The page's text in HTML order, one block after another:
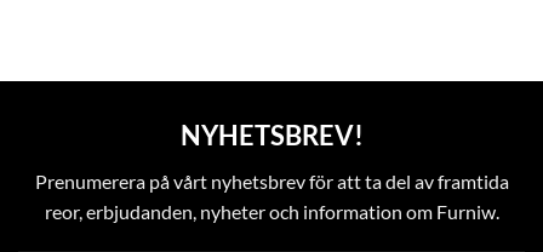
NYHETSBREV!
Prenumerera på vårt nyhetsbrev för att ta del av framtida
reor, erbjudanden, nyheter och information om Furniw.